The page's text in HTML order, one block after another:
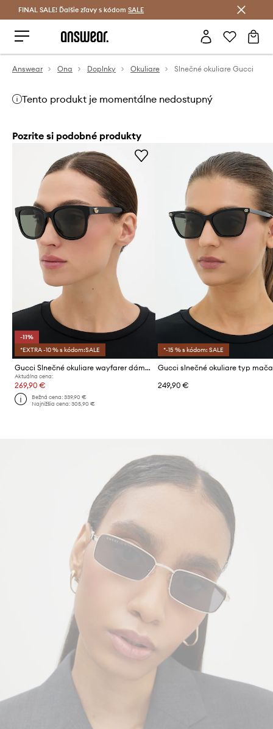
Šetrite s Answear Club >
FINAL SALE! Ďalšie zľavy s kódom SALE
Answear Ona Doplnky Okuliare Slnečné okuliare Gucci
Tento produkt je momentálne nedostupný
Pozrite si podobné produkty
-11%
*EXTRA -10 % s kódom:SALE
Gucci Slnečné okuliare wayfarer dámske
Aktuálna cena:
269,90 €
Bežná cena:339,90 €
Najnižšia cena:305,90 €
*-15 % s kódom: SALE
249,90 €